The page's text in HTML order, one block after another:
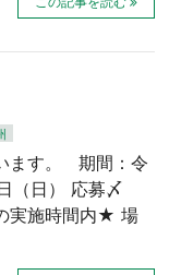
ます。 期間：令
（日） 応募〆
実施時間内★ 場